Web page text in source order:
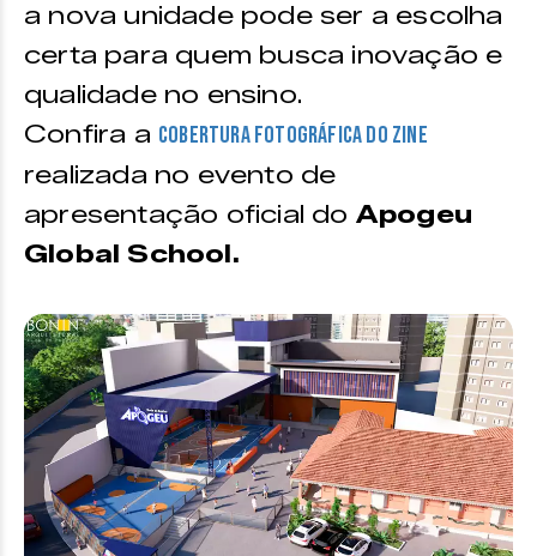
a nova unidade pode ser a escolha
certa para quem busca inovação e
qualidade no ensino.
Confira a cobertura fotográfica do Zine
realizada no evento de
apresentação oficial do Apogeu
Global School.